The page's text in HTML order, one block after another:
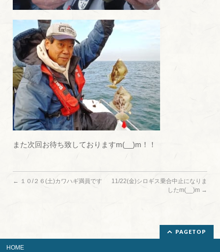
また次回お待ち致しておりますm(__)m！！
← １０/２６(土)カワハギ満員です
11/22(金)シロギス乗合中止になりま
したm(__)m →
PAGETOP
HOME